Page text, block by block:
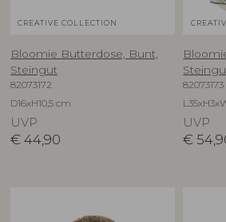
CREATIVE COLLECTION
Bloomie Butterdose, Bunt,
Steingut
82073172
D16xH10,5 cm
UVP
€ 44,90
82073173
UVP
€